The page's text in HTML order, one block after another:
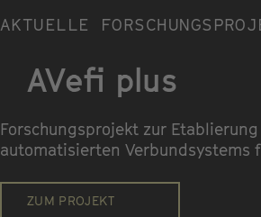
AKTUELLE
AVefi plus
Forschungsprojekt zur
automatisierten Verbundsystems
ZUM PROJEKT